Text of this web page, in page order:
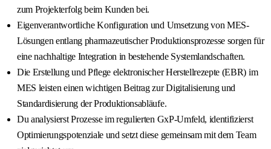
zum Projekterfolg beim Kunden bei.
Eigenverantwortliche Konfiguration und Umsetzung von MES-
Lösungen entlang pharmazeutischer Produktionsprozesse sorgen für
eine nachhaltige Integration in bestehende Systemlandschaften.
Die Erstellung und Pflege elektronischer Herstellrezepte (EBR) im
MES leisten einen wichtigen Beitrag zur Digitalisierung und
Standardisierung der Produktionsabläufe.
Du analysierst Prozesse im regulierten GxP-Umfeld, identifizierst
Optimierungspotenziale und setzt diese gemeinsam mit dem Team